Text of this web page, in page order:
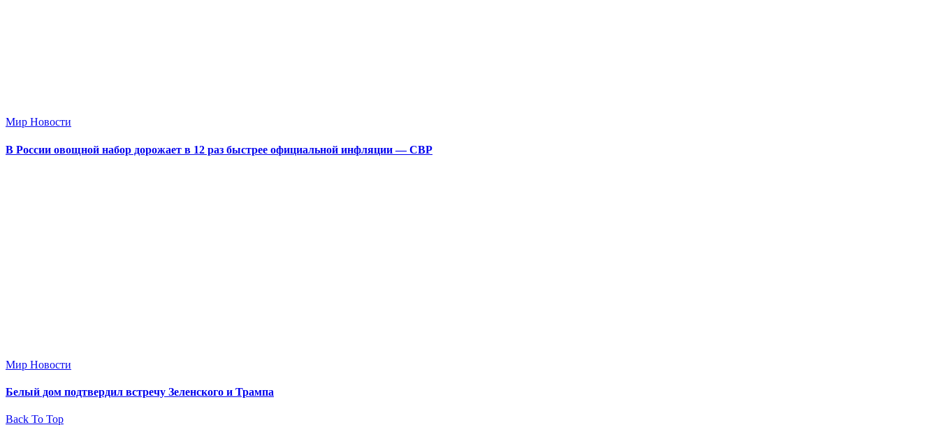
Мир Новости
В России овощной набор дорожает в 12 раз быстрее официальной инфляции — СВР
Мир Новости
Белый дом подтвердил встречу Зеленского и Трампа
Back To Top